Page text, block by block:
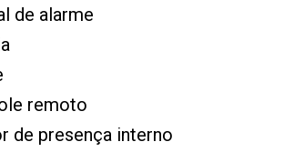
de alarme
remoto
de presença interno